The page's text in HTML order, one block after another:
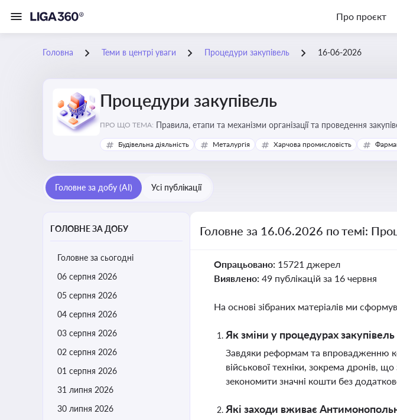
Про проєкт
Головна Теми в центрі уваги Процедури закупівель 16-06-2026
Процедури закупівель
ПРО ЩО ТЕМА: Правила, етапи та механізми організації та проведення
Будівельна діяльність Металургія Харчова промисловість
Головне за добу (AI) Усі публікації
ГОЛОВНЕ ЗА ДОБУ
Головне за сьогодні
06 серпня 2026
05 серпня 2026
04 серпня 2026
03 серпня 2026
02 серпня 2026
01 серпня 2026
31 липня 2026
30 липня 2026
Головне за 16.06.2026 по темі:
Опрацьовано: 15721 джерел
Виявлено: 49 публікацій за 16 червня
На основі зібраних матеріалів ми
Як зміни у процедурах
Завдяки реформам та впровадженню
військової техніки, зокрема дронів,
зекономити значні кошти без
Які заходи вживає